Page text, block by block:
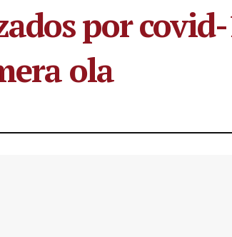
por
ola